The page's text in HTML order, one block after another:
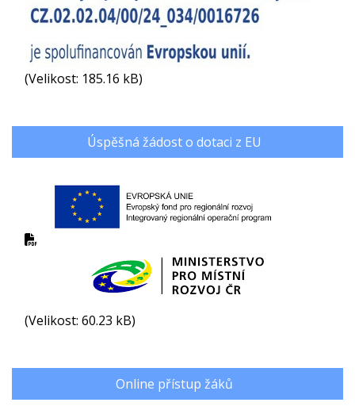
(Velikost: 185.16 kB)
Úspěšná žádost o dotaci z EU
(Velikost: 60.23 kB)
Online přístup žáků